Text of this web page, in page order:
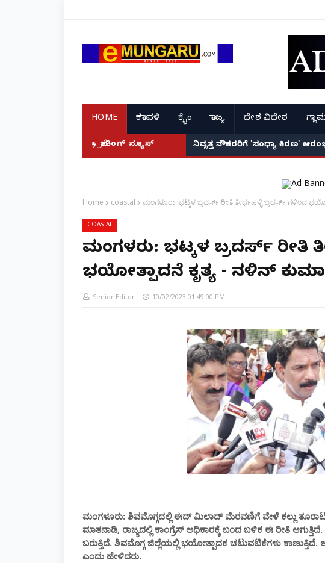
HOME ಕರಾವಳಿ ಕ್ರೈಂ ರಾಜ್ಯ ದೇಶ ವಿದೇಶ
ಬ್ರೇಕಿಂಗ್ ನ್ಯೂಸ್
ಬಾಕ್ಸ್ ಆಫೀಸ್ ಸವಾಲುಗಳು ಹೀಗಿವೆ! ನಿವೃತ್ತ ನೌಕರರಿಗೆ 'ಸಂಧ್ಯಾ ಕಿರಣ'
Home coastal ಮಂಗಳೂರು: ಭಟ್ಕಳ ಬ್ರದರ್ಸ್ ರೀತಿ ತೀರ್ಥಹಳ್ಳಿ ಬ್ರದರ್ಸ್ ಗಳಿಂದ
COASTAL
ಮಂಗಳೂರು: ಭಟ್ಕಳ ಬ್ರದರ್ಸ್ ರೀತಿ
ಭಯೋತ್ಪಾದನೆ ಕೃತ್ಯ - ನಳಿನ್
Senior Editor 10/02/2023 01:49:00 PM
ಮಂಗಳೂರು: ಶಿವಮೊಗ್ಗದಲ್ಲಿ ಈದ್ ಮಿಲಾದ್ ಮೆರವಣಿಗೆ ವೇಳೆ ಕಲ್ಲು ತೂರಾಟ
ಮಾತನಾಡಿ, ರಾಜ್ಯದಲ್ಲಿ ಕಾಂಗ್ರೆಸ್ ಅಧಿಕಾರಕ್ಕೆ ಬಂದ ಬಳಿಕ ಈ ರೀತಿ
ಬರುತ್ತಿದೆ.‌ ಶಿವಮೊಗ್ಗ ಜಿಲ್ಲೆಯಲ್ಲಿ ಭಯೋತ್ಪಾದಕ ಚಟುವಟಿಕೆಗಳು
ಎಂದು ಹೇಳಿದರು.